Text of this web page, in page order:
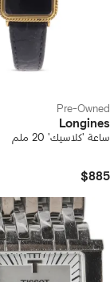
Pre-Owned
Longines
ساعة 'كلاسيك' 20 ملم
$885